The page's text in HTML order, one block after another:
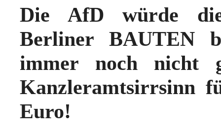
Die AfD würde
Berliner BAUTEN
immer noch nicht
Kanzleramtsirrsinn
Euro!